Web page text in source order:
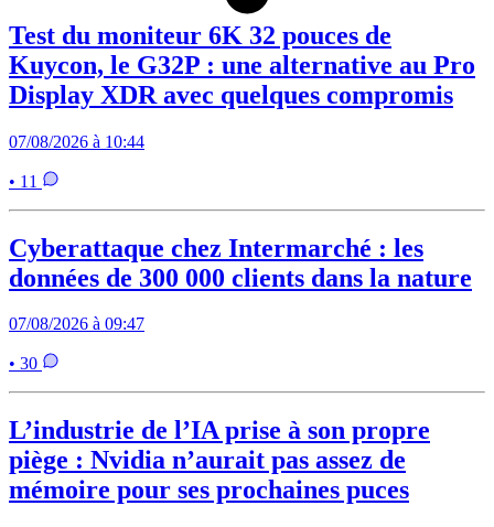
Test du moniteur 6K 32 pouces de
Kuycon, le G32P : une alternative au Pro
Display XDR avec quelques compromis
07/08/2026 à 10:44
• 11
Cyberattaque chez Intermarché : les
données de 300 000 clients dans la nature
07/08/2026 à 09:47
• 30
L’industrie de l’IA prise à son propre
piège : Nvidia n’aurait pas assez de
mémoire pour ses prochaines puces